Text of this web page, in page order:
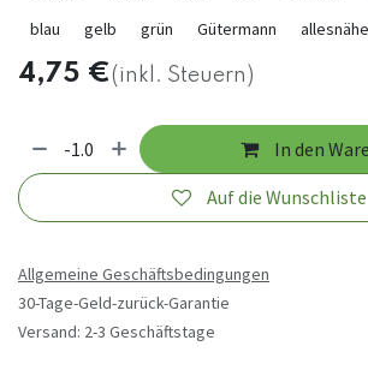
blau
gelb grün Gütermann
4,75 €(inkl. Steuern)
In den
Auf die Wunschliste
Allgemeine Geschäftsbedingungen
30-Tage-Geld-zurück-Garantie
Versand: 2-3 Geschäftstage